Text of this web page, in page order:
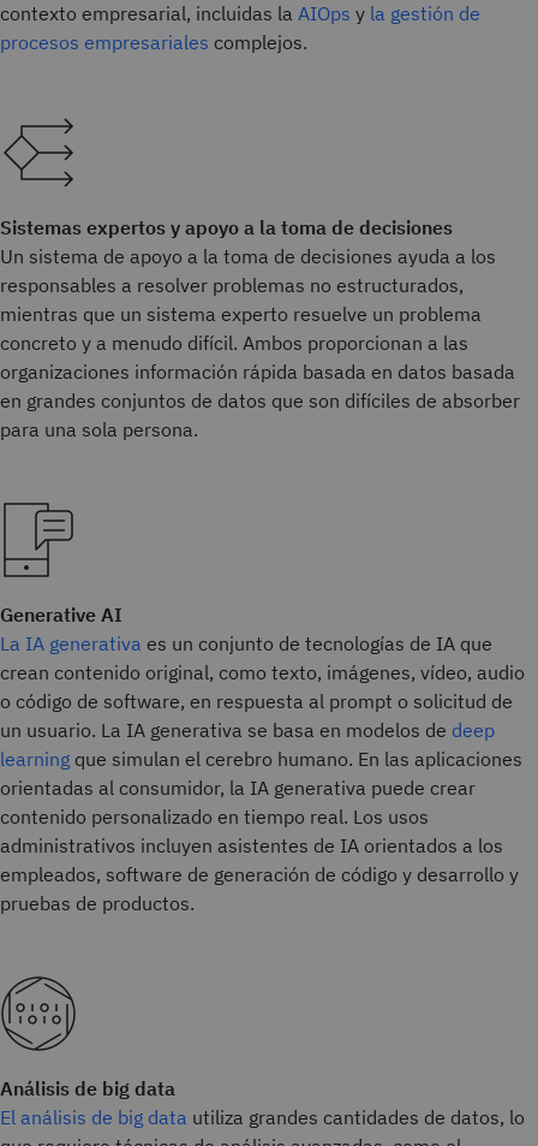
contexto empresarial, incluidas la AIOps y la gestión de
procesos empresariales complejos.
Sistemas expertos y apoyo a la toma de decisiones
Un sistema de apoyo a la toma de decisiones ayuda a los
responsables a resolver problemas no estructurados,
mientras que un sistema experto resuelve un problema
concreto y a menudo difícil. Ambos proporcionan a las
organizaciones información rápida basada en datos basada
en grandes conjuntos de datos que son difíciles de absorber
para una sola persona.
Generative AI
La IA generativa es un conjunto de tecnologías de IA que
crean contenido original, como texto, imágenes, vídeo, audio
o código de software, en respuesta al prompt o solicitud de
un usuario. La IA generativa se basa en modelos de deep
learning que simulan el cerebro humano. En las aplicaciones
orientadas al consumidor, la IA generativa puede crear
contenido personalizado en tiempo real. Los usos
administrativos incluyen asistentes de IA orientados a los
empleados, software de generación de código y desarrollo y
pruebas de productos.
Análisis de big data
El análisis de big data utiliza grandes cantidades de datos, lo